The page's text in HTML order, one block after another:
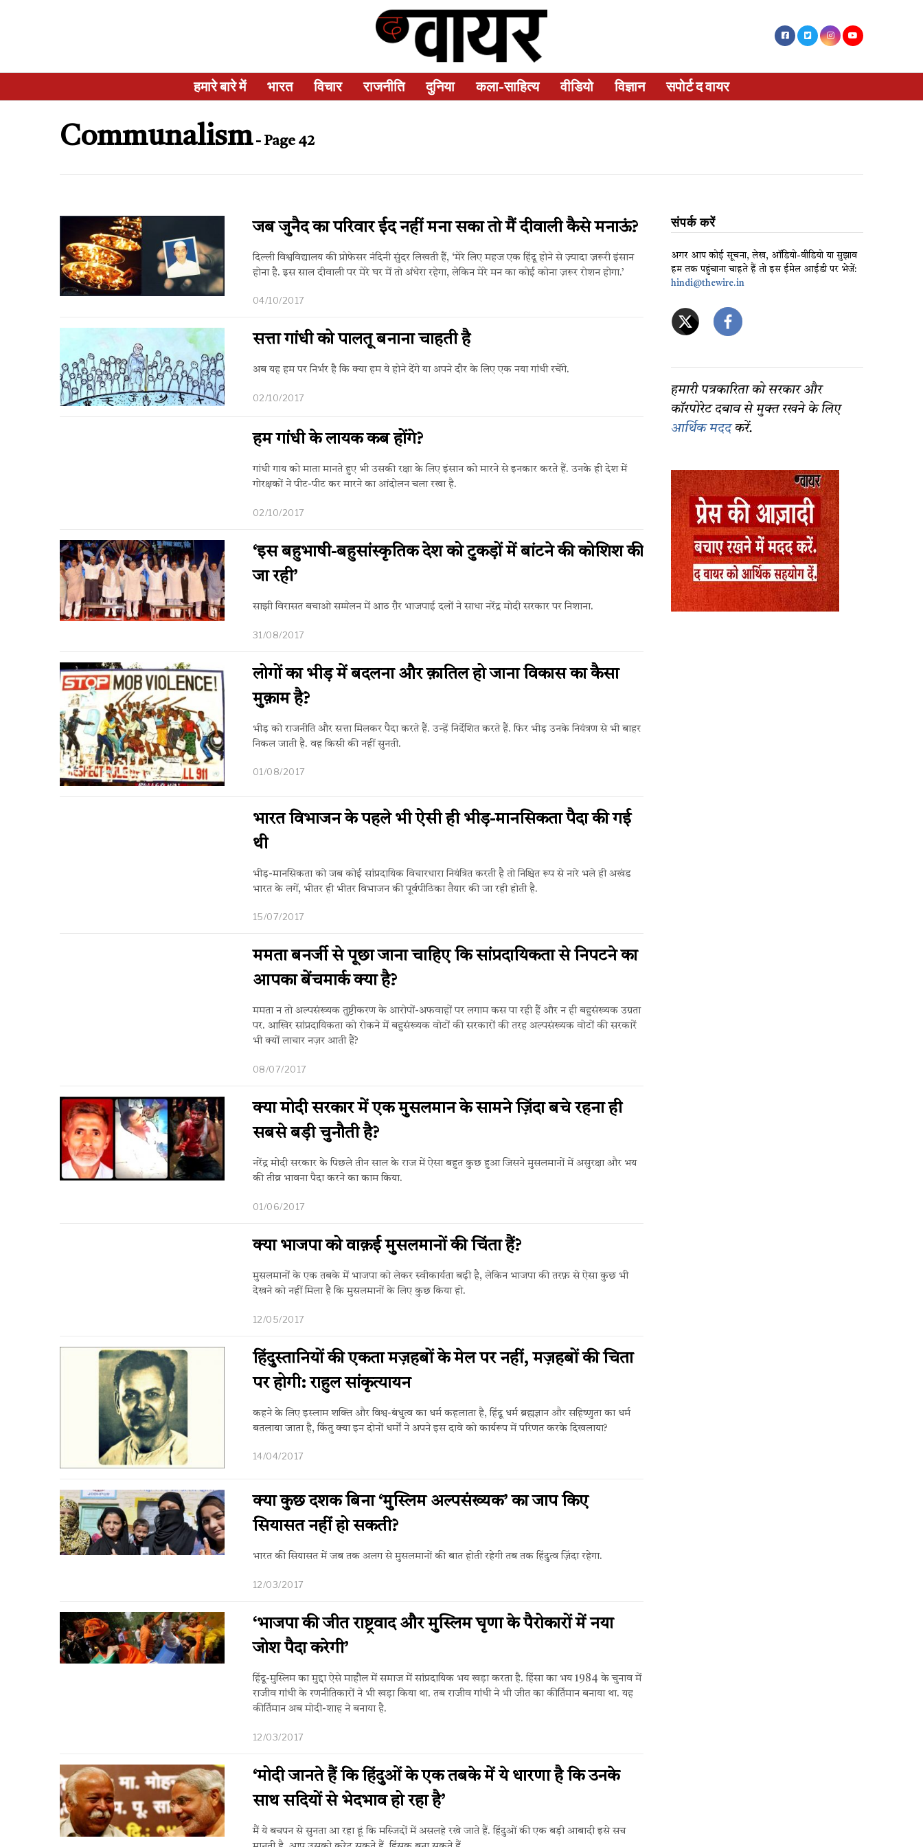
हमारे बारे में भारत विचार राजनीति दुनिया कला-साहित्य वीडियो विज्ञान सपोर्ट द वायर
Communalism- Page 42
जब जुनैद का परिवार ईद नहीं मना सका तो मैं दीवाली कैसे मनाऊं?
दिल्ली विश्वविद्यालय की प्रोफेसर नंदिनी सुंदर लिखती हैं, ‘मेरे लिए महज एक हिंदू होने से ज़्यादा ज़रूरी इंसान
होना है. इस साल दीवाली पर मेरे घर में तो अंधेरा रहेगा, लेकिन मेरे मन का कोई कोना ज़रूर रोशन होगा.’
04/10/2017
सत्ता गांधी को पालतू बनाना चाहती है
अब यह हम पर निर्भर है कि क्या हम ये होने देंगे या अपने दौर के लिए एक नया गांधी रचेंगे.
02/10/2017
हम गांधी के लायक कब होंगे?
गांधी गाय को माता मानते हुए भी उसकी रक्षा के लिए इंसान को मारने से इनकार करते हैं. उनके ही देश में
गोरक्षकों ने पीट-पीट कर मारने का आंदोलन चला रखा है.
02/10/2017
‘इस बहुभाषी-बहुसांस्कृतिक देश को टुकड़ों में बांटने की कोशिश की
जा रही’
साझी विरासत बचाओ सम्मेलन में आठ ग़ैर भाजपाई दलों ने साधा नरेंद्र मोदी सरकार पर निशाना.
31/08/2017
लोगों का भीड़ में बदलना और क़ातिल हो जाना विकास का कैसा
मुक़ाम है?
भीड़ को राजनीति और सत्ता मिलकर पैदा करते हैं. उन्हें निर्देशित करते हैं. फिर भीड़ उनके नियंत्रण से भी बाहर
निकल जाती है. वह किसी की नहीं सुनती.
01/08/2017
भारत विभाजन के पहले भी ऐसी ही भीड़-मानसिकता पैदा की गई
थी
भीड़-मानसिकता को जब कोई सांप्रदायिक विचारधारा नियंत्रित करती है तो निश्चित रूप से नारे भले ही अखंड
भारत के लगें, भीतर ही भीतर विभाजन की पूर्वपीठिका तैयार की जा रही होती है.
15/07/2017
ममता बनर्जी से पूछा जाना चाहिए कि सांप्रदायिकता से निपटने का
आपका बेंचमार्क क्या है?
ममता न तो अल्पसंख्यक तुष्टीकरण के आरोपों-अफवाहों पर लगाम कस पा रही हैं और न ही बहुसंख्यक उग्रता
पर. आखिर सांप्रदायिकता को रोकने में बहुसंख्यक वोटों की सरकारों की तरह अल्पसंख्यक वोटों की सरकारें
भी क्यों लाचार नज़र आती हैं?
08/07/2017
क्या मोदी सरकार में एक मुसलमान के सामने ज़िंदा बचे रहना ही
सबसे बड़ी चुनौती है?
नरेंद्र मोदी सरकार के पिछले तीन साल के राज में ऐसा बहुत कुछ हुआ जिसने मुसलमानों में असुरक्षा और भय
की तीव्र भावना पैदा करने का काम किया.
01/06/2017
क्या भाजपा को वाक़ई मुसलमानों की चिंता हैं?
मुसलमानों के एक तबके में भाजपा को लेकर स्वीकार्यता बढ़ी है, लेकिन भाजपा की तरफ़ से ऐसा कुछ भी
देखने को नहीं मिला है कि मुसलमानों के लिए कुछ किया हो.
12/05/2017
हिंदुस्तानियों की एकता मज़हबों के मेल पर नहीं, मज़हबों की चिता
पर होगी: राहुल सांकृत्यायन
कहने के लिए इस्लाम शक्ति और विश्व-बंधुत्व का धर्म कहलाता है, हिंदू धर्म ब्रह्मज्ञान और सहिष्णुता का धर्म
बतलाया जाता है, किंतु क्या इन दोनों धर्मों ने अपने इस दावे को कार्यरूप में परिणत करके दिखलाया?
14/04/2017
क्या कुछ दशक बिना ‘मुस्लिम अल्पसंख्यक’ का जाप किए
सियासत नहीं हो सकती?
भारत की सियासत में जब तक अलग से मुसलमानों की बात होती रहेगी तब तक हिंदुत्व ज़िंदा रहेगा.
12/03/2017
‘भाजपा की जीत राष्ट्रवाद और मुस्लिम घृणा के पैरोकारों में नया
जोश पैदा करेगी’
हिंदू-मुस्लिम का मुद्दा ऐसे माहौल में समाज में सांप्रदायिक भय खड़ा करता है. हिंसा का भय 1984 के चुनाव में
राजीव गांधी के रणनीतिकारों ने भी खड़ा किया था. तब राजीव गांधी ने भी जीत का कीर्तिमान बनाया था. यह
कीर्तिमान अब मोदी-शाह ने बनाया है.
12/03/2017
‘मोदी जानते हैं कि हिंदुओं के एक तबके में ये धारणा है कि उनके
साथ सदियों से भेदभाव हो रहा है’
मैं ये बचपन से सुनता आ रहा हूं कि मस्जिदों में असलहे रखे जाते हैं. हिंदुओं की एक बड़ी आबादी इसे सच
संपर्क करें
अगर आप कोई सूचना, लेख, ऑडियो-वीडियो या सुझाव
हम तक पहुंचाना चाहते हैं तो इस ईमेल आईडी पर भेजें:
hindi@thewire.in
हमारी पत्रकारिता को सरकार और
कॉरपोरेट दबाव से मुक्त रखने के लिए
आर्थिक मददकरें.